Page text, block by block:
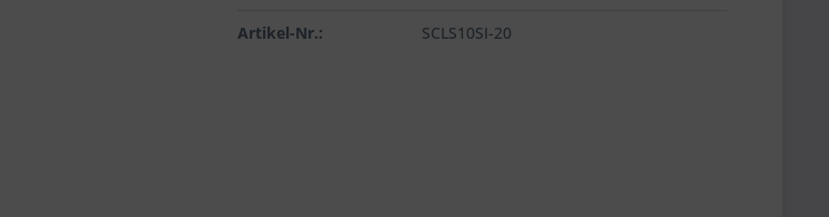
Artikel-Nr.: SCLS10SI-20